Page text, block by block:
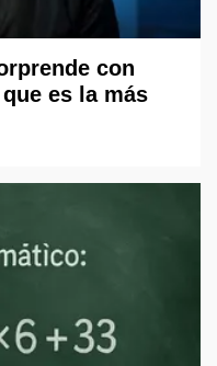
con
es la más